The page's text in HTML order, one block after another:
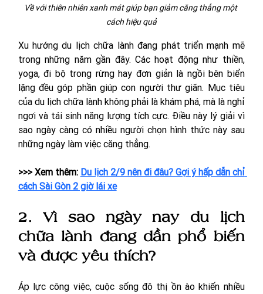
Về với thiên nhiên xanh mát giúp bạn giảm căng thẳng một
cách hiệu quả
Xu hướng du lịch chữa lành đang phát triển mạnh mẽ
trong những năm gần đây. Các hoạt động như thiền,
yoga, đi bộ trong rừng hay đơn giản là ngồi bên biển
lặng đều góp phần giúp con người thư giãn. Mục tiêu
của du lịch chữa lành không phải là khám phá, mà là nghỉ
ngơi và tái sinh năng lượng tích cực. Điều này lý giải vì
sao ngày càng có nhiều người chọn hình thức này sau
những ngày làm việc căng thẳng.
>>> Xem thêm: Du lịch 2/9 nên đi đâu? Gợi ý hấp dẫn chỉ
cách Sài Gòn 2 giờ lái xe
2. Vì sao ngày nay du lịch
chữa lành đang dần phổ biến
và được yêu thích?
Áp lực công việc, cuộc sống đô thị ồn ào khiến nhiều